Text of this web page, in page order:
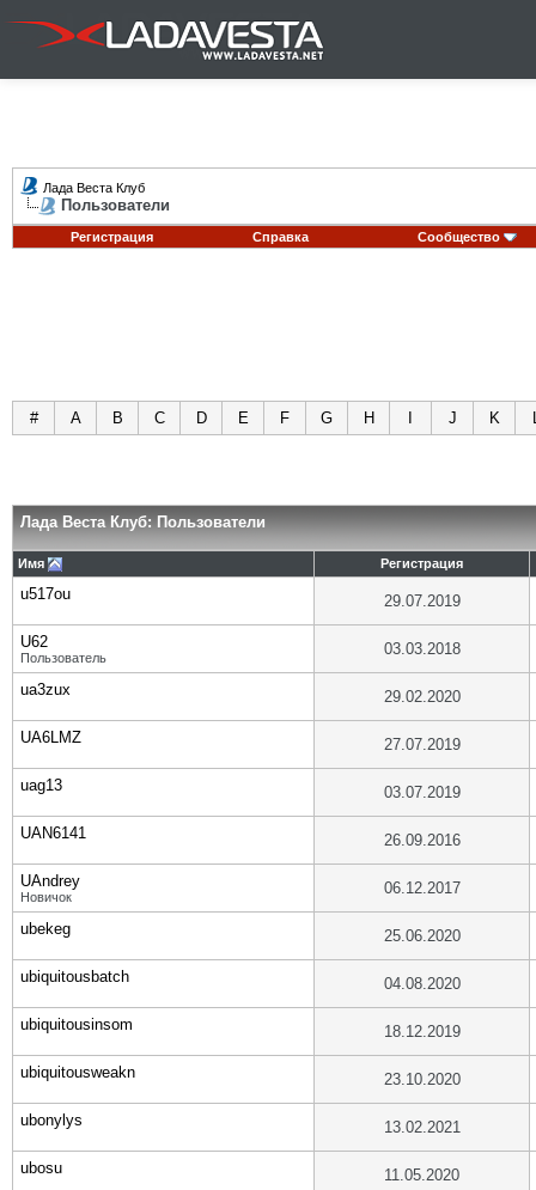
Лада Веста Клуб
Пользователи
Регистрация Справка Сообщество
# A B C D E F G H J K
Лада Веста Клуб: Пользователи
Имя Регистрация
u517ou 29.07.2019
U62
Пользователь 03.03.2018
ua3zux 29.02.2020
UA6LMZ 27.07.2019
uag13 03.07.2019
UAN6141 26.09.2016
UAndrey
Новичок 06.12.2017
ubekeg 25.06.2020
ubiquitousbatch 04.08.2020
ubiquitousinsom 18.12.2019
ubiquitousweakn 23.10.2020
ubonylys 13.02.2021
ubosu 11.05.2020